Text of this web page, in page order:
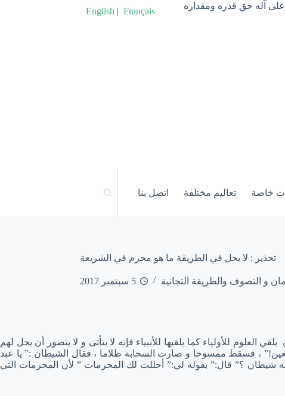
آله حق قدره ومقداره
English |Français
خاصة تعاليم مختلفة اتصل بنا
تحذير : لا يحل في الطريقة ما هو محرم في الشريعة
و التصوف والطريقة التجانية 5 سبتمبر 2017
العلوم للأولياء كما يلقيها للأنبياء فإنه لا يتأتى و لا يتصور أن يحل لهم
لعين!” ، فسقط ممسوخا و صارت السحابة ظلاما ، فقال الشيطان :” يا عبد
شيطان ؟” قال:” بقوله لي:” أحللت لك المحرمات ” لأن المحرمات التي